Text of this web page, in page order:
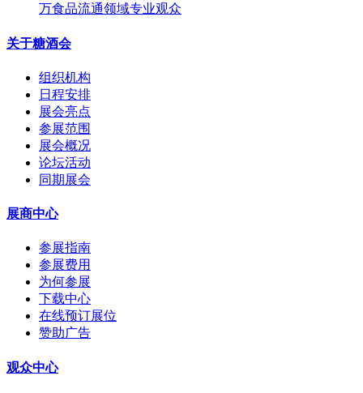
万食品流通领域专业观众
关于糖酒会
组织机构
日程安排
展会亮点
参展范围
展会概况
论坛活动
同期展会
展商中心
参展指南
参展费用
为何参展
下载中心
在线预订展位
赞助广告
观众中心